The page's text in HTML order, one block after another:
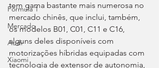
Fórmula 1
Mercado
Audi
Xiaomi
tem gama bastante mais numerosa no
mercado chinês, que inclui, também,
os modelos B01, C01, C11 e C16,
alguns deles disponíveis com
motorizações híbridas equipadas com
tecnologia de extensor de autonomia,